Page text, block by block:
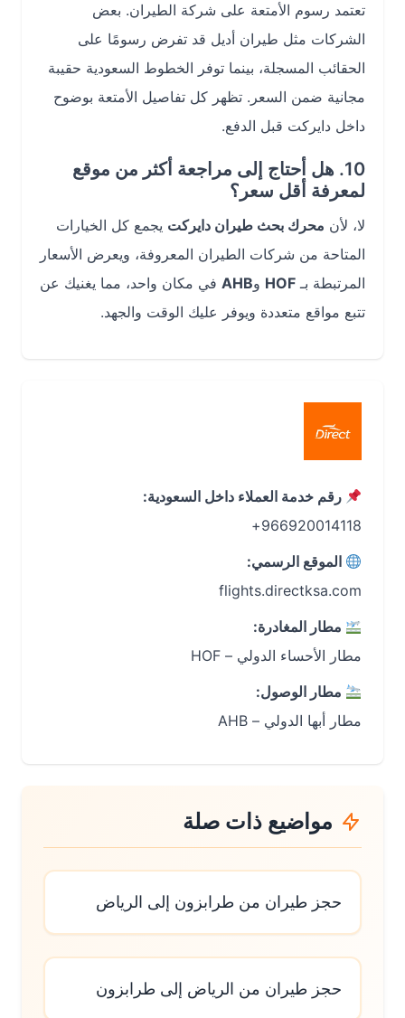
تعتمد رسوم الأمتعة على شركة الطيران. بعض
الشركات مثل طيران أديل قد تفرض رسومًا على
الحقائب المسجلة، بينما توفر الخطوط السعودية حقيبة
مجانية ضمن السعر. تظهر كل تفاصيل الأمتعة بوضوح
داخل دايركت قبل الدفع.
10. هل أحتاج إلى مراجعة أكثر من موقع
لمعرفة أقل سعر؟
لا، لأنمحرك بحث طيران دايركتيجمع كل الخيارات
المتاحة من شركات الطيران المعروفة، ويعرض الأسعار
المرتبطة بـHOFوAHBفي مكان واحد، مما يغنيك عن
تتبع مواقع متعددة ويوفر عليك الوقت والجهد.
رقم خدمة العملاء داخل السعودية:
966920014118+
الموقع الرسمي:
مطار المغادرة:
مطار الأحساء الدولي – HOF
مطار الوصول:
مطار أبها الدولي – AHB
مواضيع ذات صلة
حجز طيران من طرابزون إلى الرياض
حجز طيران من الرياض إلى طرابزون